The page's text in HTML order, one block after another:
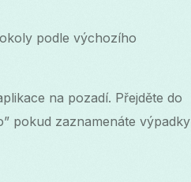
podle výchozího
na pozadí. Přejděte do
pokud zaznamenáte výpadky